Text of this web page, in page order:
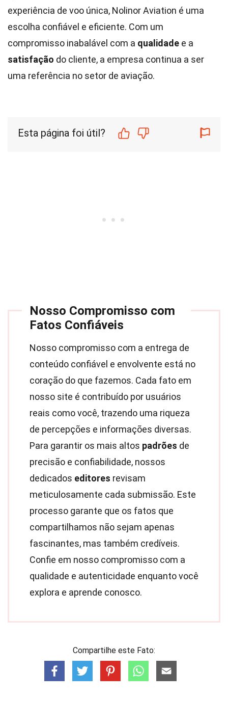
experiência de voo única, Nolinor Aviation é uma
escolha confiável e eficiente. Com um
compromisso inabalável com a qualidade e a
satisfação do cliente, a empresa continua a ser
uma referência no setor de aviação.
Esta página foi útil?
Nosso Compromisso com
Fatos Confiáveis
Nosso compromisso com a entrega de
conteúdo confiável e envolvente está no
coração do que fazemos. Cada fato em
nosso site é contribuído por usuários
reais como você, trazendo uma riqueza
de percepções e informações diversas.
Para garantir os mais altos padrões de
precisão e confiabilidade, nossos
dedicados editores revisam
meticulosamente cada submissão. Este
processo garante que os fatos que
compartilhamos não sejam apenas
fascinantes, mas também credíveis.
Confie em nosso compromisso com a
qualidade e autenticidade enquanto você
explora e aprende conosco.
Compartilhe este Fato: